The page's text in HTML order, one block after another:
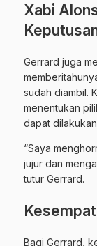
Xabi
Gerrard juga
sudah diambil.
menentukan
dapat
“Saya
jujur dan
tutur Gerrard.
Bagi Gerrard,